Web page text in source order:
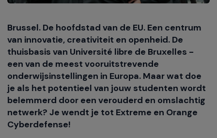
Brussel. De hoofdstad van de EU. Een centrum
van innovatie, creativiteit en openheid. De
thuisbasis van Université libre de Bruxelles -
een van de meest vooruitstrevende
onderwijsinstellingen in Europa. Maar wat doe
je als het potentieel van jouw studenten wordt
belemmerd door een verouderd en omslachtig
netwerk? Je wendt je tot Extreme en Orange
Cyberdefense!